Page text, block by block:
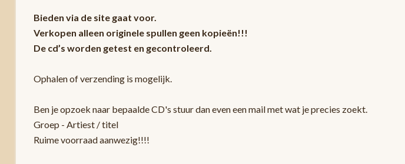
Bieden via de site gaat voor.
Verkopen alleen originele spullen geen kopieën!!!
De cd’s worden getest en gecontroleerd.
Ophalen of verzending is mogelijk.
Ben je opzoek naar bepaalde CD's stuur dan even een mail met wat je precies zoekt.
Groep - Artiest / titel
Ruime voorraad aanwezig!!!!